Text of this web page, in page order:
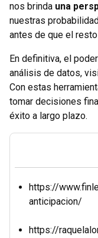
nos brinda una
nuestras
antes de que el
En definitiva, el
análisis de datos,
Con estas
tomar decisiones
éxito a largo plazo.
https://
anticipacion/
https://